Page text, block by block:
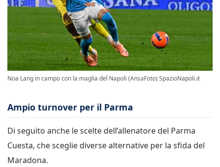
Noa Lang in campo con la maglia del Napoli (AnsaFoto) SpazioNapoli.it
Ampio turnover per il Parma
Di seguito anche le scelte dell’allenatore del Parma
Cuesta, che sceglie diverse alternative per la sfida del
Maradona.